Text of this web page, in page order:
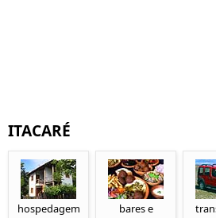
ITACARÉ
hospedagem
bares e